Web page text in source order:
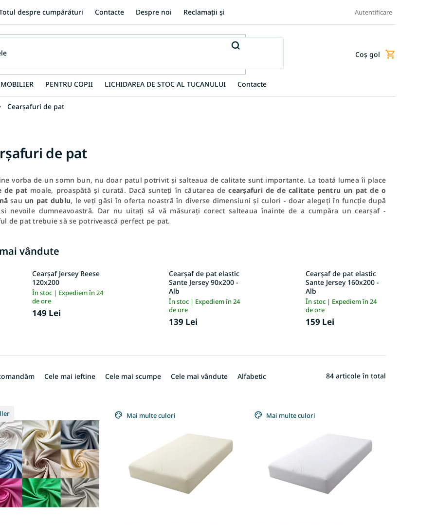
despre cumpărături Contacte Despre noi Reclamații și retur produse Termeni și condiții
Autentificare
Coş
Coş gol
MOBILIER PENTRU COPII LICHIDAREA DE STOC AL TUCANULUI Contacte
Cearşafuri de pat
de pat
vorba de un somn bun, nu doar patul potrivit și salteaua de calitate sunt importante. La toată lumea îi place
de pat moale, proaspătă și curată. Dacă sunteți în căutarea decearșafuri de de calitate pentru un pat de o
sau un pat dublu, le veți găsi în oferta noastră în diverse dimensiuni și culori - doar alegeți în funcție după
nevoile dumneavoastră. Dar nu uitați să vă măsurați corect salteaua înainte de a cumpăra un cearșaf -
de pat trebuie să se potrivească perfect pe pat.
vândute
Cearșaf Jersey Reese
120x200
În stoc | Expediem în 24
de ore
149 Lei
Cearșaf de pat elastic
Sante Jersey 90x200 -
Alb
În stoc | Expediem în 24
de ore
139 Lei
Cearșaf de pat elastic
Sante Jersey 160x200 -
Alb
În stoc | Expediem în 24
de ore
159 Lei
Cele mai ieftine Cele mai scumpe Cele mai vândute Alfabetic 84 articole în total
Mai multe culori Mai multe culori